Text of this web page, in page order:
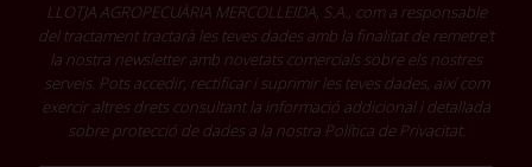
LLOTJA AGROPECUÀRIA MERCOLLEIDA, S.A., com a responsable
del tractament tractarà les teves dades amb la finalitat de remetre't
la nostra newsletter amb novetats comercials sobre els nostres
serveis. Pots accedir, rectificar i suprimir les teves dades, així com
exercir altres drets consultant la informació addicional i detallada
sobre protecció de dades a la nostra Política de Privacitat.